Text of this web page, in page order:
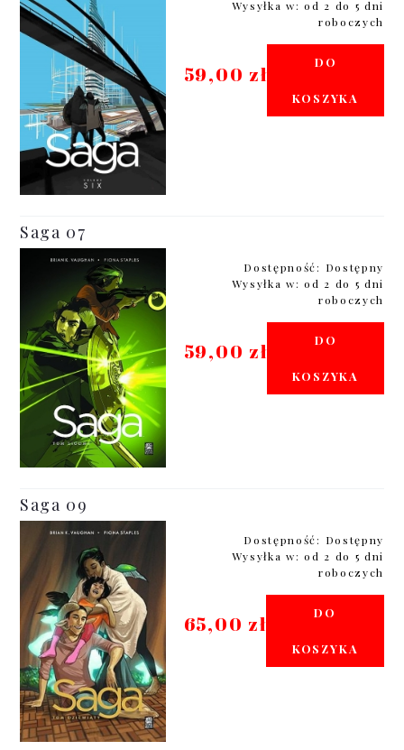
Wysyłka w: od 2 do 5 dni
roboczych
59,00 zł DO
KOSZYKA
Saga 07
Dostępność: Dostępny
Wysyłka w: od 2 do 5 dni
roboczych
59,00 zł DO
KOSZYKA
Saga 09
Dostępność: Dostępny
Wysyłka w: od 2 do 5 dni
roboczych
65,00 zł DO
KOSZYKA